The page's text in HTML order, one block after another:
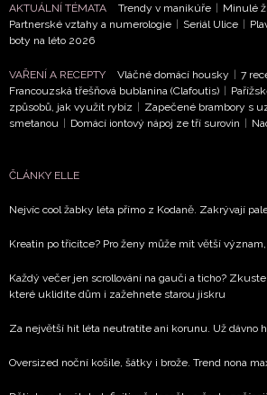
NEWSLETTER
Přihlášením k newsletteru souhlasíte
podmínkami společnosti
ochrany soukromí
vyhodnocení akce a zasílání novinek.
Chcete navíc dostávat i další zajímavé
informace od našich partnerů? Pokud
zpracováním údajů k tomuto účelu
AKTUÁLNÍ TÉMATA Trendy v manikúře | Minulé
Partnerské vztahy a numerologie | Seriál Ulice |
boty na léto 2026
VAŘENÍ A RECEPTY Vláčné domácí housky | 7
Francouzská třešňová bublanina (Clafoutis) |
způsobů, jak využít rybíz | Zapečené brambory s
smetanou | Domácí iontový nápoj ze tří surovin |
ČLÁNKY ELLE
Nejvíc cool žabky léta přímo z Kodaně. Zakrývají
Kreatin po třicítce? Pro ženy může mít větší
Každý večer jen scrollování na gauči a ticho?
které uklidíte dům i zažehnete starou jiskru
Za největší hit léta neutratíte ani korunu. Už dávno
Oversized noční košile, šátky i brože. Trend nona